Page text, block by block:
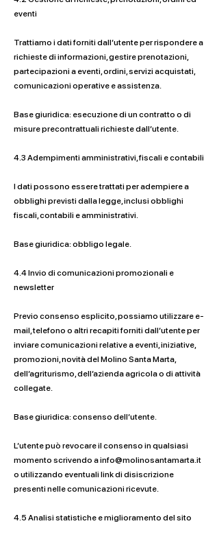
eventi
Trattiamo i dati forniti dall’utente per rispondere a
richieste di informazioni, gestire prenotazioni,
partecipazioni a eventi, ordini, servizi acquistati,
comunicazioni operative e assistenza.
Base giuridica: esecuzione di un contratto o di
misure precontrattuali richieste dall’utente.
4.3 Adempimenti amministrativi, fiscali e contabili
I dati possono essere trattati per adempiere a
obblighi previsti dalla legge, inclusi obblighi
fiscali, contabili e amministrativi.
Base giuridica: obbligo legale.
4.4 Invio di comunicazioni promozionali e
newsletter
Previo consenso esplicito, possiamo utilizzare e-
mail, telefono o altri recapiti forniti dall’utente per
inviare comunicazioni relative a eventi, iniziative,
promozioni, novità del Molino Santa Marta,
dell’agriturismo, dell’azienda agricola o di attività
collegate.
Base giuridica: consenso dell’utente.
L’utente può revocare il consenso in qualsiasi
momento scrivendo ainfo@molinosantamarta.it
o utilizzando eventuali link di disiscrizione
presenti nelle comunicazioni ricevute.
4.5 Analisi statistiche e miglioramento del sito